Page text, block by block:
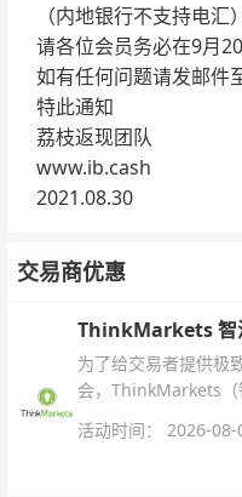
（内地银行不支持电汇
请各位会员务必在9月
如有任何问题请发邮件
特此通知
荔枝返现团队
www.ib.cash
2021.08.30
交易商优惠
ThinkMarkets 智
为了给交易者提供极
会，ThinkMarkets（
杆配置、支持软件及
活动时间： 2026-